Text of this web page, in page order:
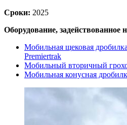
Сроки: 2025
Оборудование, задействованное
Мобильная щековая
Premiertrak
Мобильный вторичный
Мобильная конусная